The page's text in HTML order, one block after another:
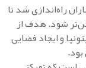
راه‌اندازی شد تا
شود. هدف از
و ایجاد فضایی